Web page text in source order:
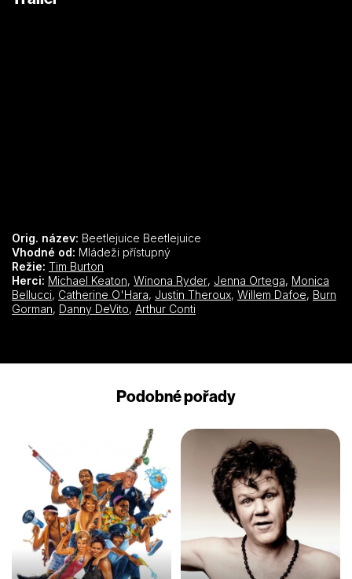
Orig. název: Beetlejuice Beetlejuice
Vhodné od: Mládeži přístupný
Režie: Tim Burton
Herci: Michael Keaton, Winona Ryder, Jenna Ortega, Monica
Bellucci, Catherine O'Hara, Justin Theroux, Willem Dafoe, Burn
Gorman, Danny DeVito, Arthur Conti
Podobné pořady